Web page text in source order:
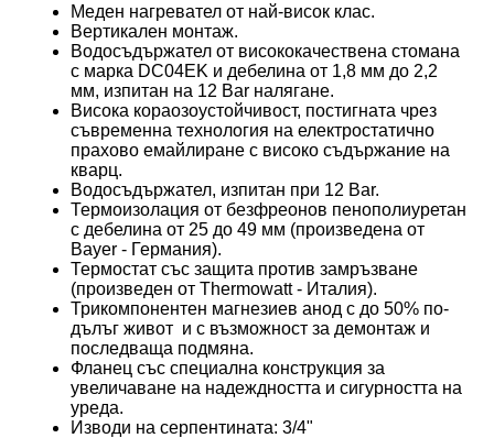
Меден нагревател от най-висок клас.
Вертикален монтаж.
Водосъдържател от висококачествена стомана
с марка DC04EK и дебелина от 1,8 мм до 2,2
мм, изпитан на 12 Bar налягане.
Висока корaозоустойчивост, постигната чрез
съвременна технология на електростатично
прахово емайлиране с високо съдържание на
кварц.
Водосъдържател, изпитан при 12 Bar.
Термоизолация от безфреонов пенополиуретан
с дебелина от 25 до 49 мм (произведенa от
Bayer - Германия).
Термостат със защита против замръзване
(произведен от Thermowatt - Италия).
Трикомпонентен магнезиев анод с до 50% по-
дълъг живот и с възможност за демонтаж и
последваща подмяна.
Фланец със специална конструкция за
увеличаване на надеждността и сигурността на
уреда.
Изводи на серпентината: 3/4"